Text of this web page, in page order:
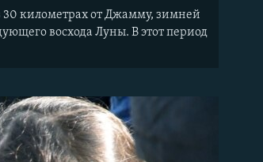
30 километрах от Джамму, зимней
восхода Луны. В этот период